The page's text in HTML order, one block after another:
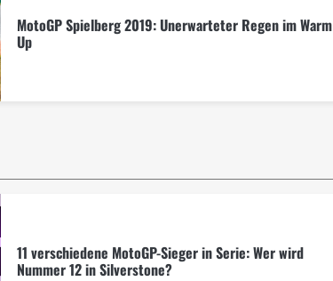
MotoGP Spielberg 2019: Unerwarteter Regen im Warm
Up
11 verschiedene MotoGP-Sieger in Serie: Wer wird
Nummer 12 in Silverstone?